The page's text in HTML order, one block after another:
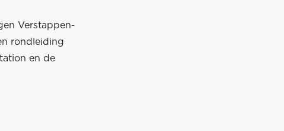
Verstappen-
rondleiding
en de